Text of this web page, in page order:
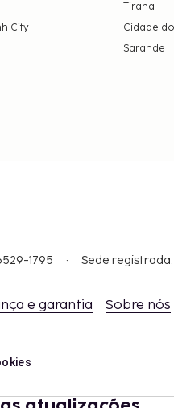
Tirana
City
Cidade
Sarande
1795 Sede
e garantia Sobre nós